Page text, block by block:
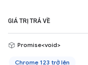
GIÁ TRỊ TRẢ VỀ
Promise<void>
Chrome 123 trở lên